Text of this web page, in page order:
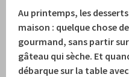
Au printemps, les
maison : quelque chose
gourmand, sans partir
gâteau qui sèche. Et
débarque sur la table